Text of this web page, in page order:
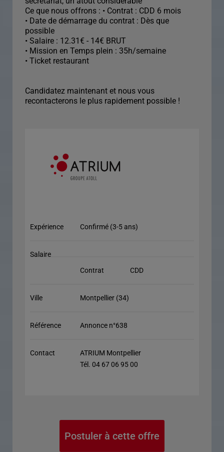
Ce que nous offrons : • Contrat : CDD 6 mois
• Date de démarrage du contrat : Dès que
possible
• Salaire : 12.31€ - 14€ BRUT
• Mission en Temps plein : 35h/semaine
• Ticket restaurant
Candidatez maintenant et nous vous
recontacterons le plus rapidement possible !
Expérience Confirmé (3-5 ans)
Salaire
Contrat
CDD
Ville Montpellier (34)
Référence Annonce n°638
Contact
ATRIUM Montpellier
Tél. 04 67 06 95 00
Postuler à cette offre